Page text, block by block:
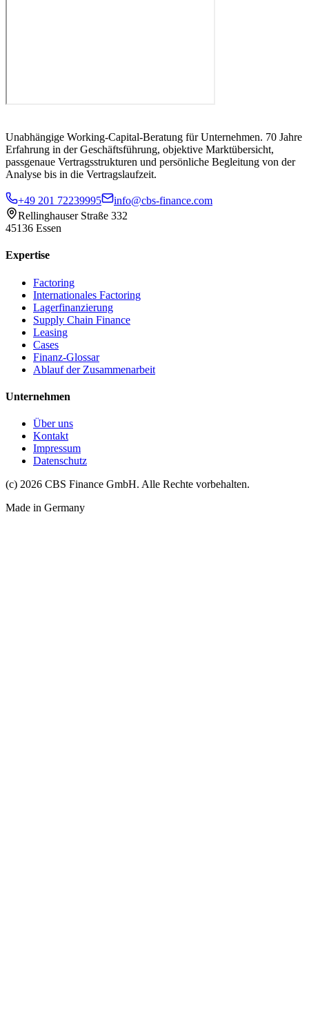
Unabhängige Working-Capital-Beratung für Unternehmen. 70 Jahre
Erfahrung in der Geschäftsführung, objektive Marktübersicht,
passgenaue Vertragsstrukturen und persönliche Begleitung von der
Analyse bis in die Vertragslaufzeit.
+49 201 72239995
info@cbs-finance.com
Rellinghauser Straße 332
45136 Essen
Expertise
Factoring
Internationales Factoring
Lagerfinanzierung
Supply Chain Finance
Leasing
Cases
Finanz-Glossar
Ablauf der Zusammenarbeit
Unternehmen
Über uns
Kontakt
Impressum
Datenschutz
(c) 2026 CBS Finance GmbH. Alle Rechte vorbehalten.
Made in Germany